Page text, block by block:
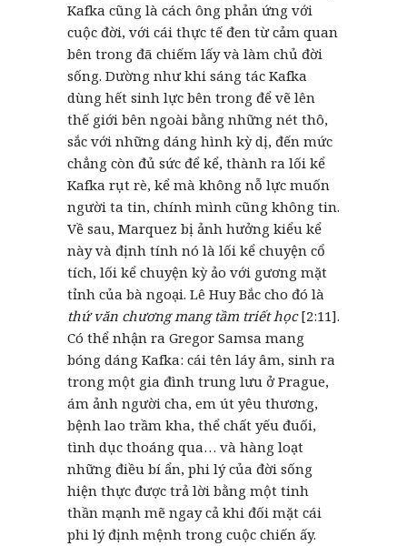
Kafka cũng là cách ông phản ứng với
cuộc đời, với cái thực tế đen từ cảm quan
bên trong đã chiếm lấy và làm chủ đời
sống. Dường như khi sáng tác Kafka
dùng hết sinh lực bên trong để vẽ lên
thế giới bên ngoài bằng những nét thô,
sắc với những dáng hình kỳ dị, đến mức
chẳng còn đủ sức để kể, thành ra lối kể
Kafka rụt rè, kể mà không nỗ lực muốn
người ta tin, chính mình cũng không tin.
Về sau, Marquez bị ảnh hưởng kiểu kể
này và định tính nó là lối kể chuyện cổ
tích, lối kể chuyện kỳ ảo với gương mặt
tỉnh của bà ngoại. Lê Huy Bắc cho đó là
thứ văn chương mang tầm triết học[2:11].
Có thể nhận ra Gregor Samsa mang
bóng dáng Kafka: cái tên láy âm, sinh ra
trong một gia đình trung lưu ở Prague,
ám ảnh người cha, em út yêu thương,
bệnh lao trầm kha, thể chất yếu đuối,
tình dục thoáng qua… và hàng loạt
những điều bí ẩn, phi lý của đời sống
hiện thực được trả lời bằng một tinh
thần mạnh mẽ ngay cả khi đối mặt cái
phi lý định mệnh trong cuộc chiến ấy.